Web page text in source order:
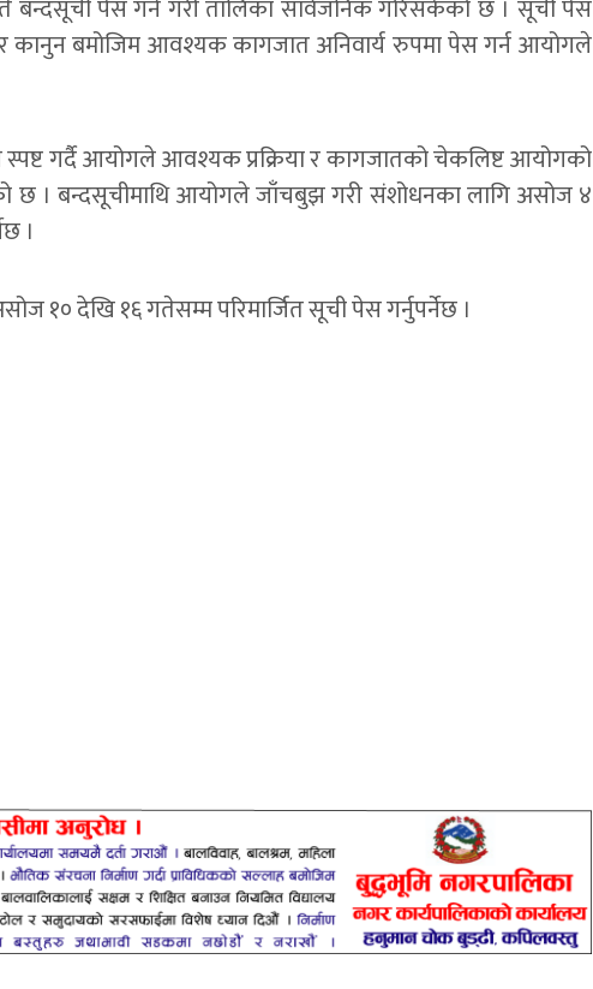
पेस गर्ने गरी तालिका सार्वजनिक गरिसकेको छ । सूची पेस
र कानुन बमोजिम आवश्यक कागजात अनिवार्य रुपमा पेस गर्न आयोगले
गर्दै आयोगले आवश्यक प्रक्रिया र कागजातको चेकलिष्ट आयोगको
छ । बन्दसूचीमाथि आयोगले जाँचबुझ गरी संशोधनका लागि असोज ४
।
देखि १६ गतेसम्म परिमार्जित सूची पेस गर्नुपर्नेछ ।